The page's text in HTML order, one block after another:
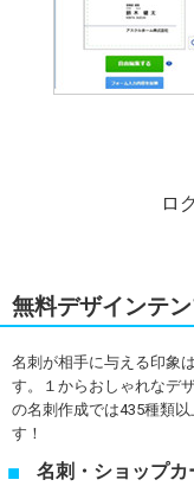
ロ
無料デザインテ
名刺が相手に与える印象
す。１からおしゃれなデ
の名刺作成では435種類
す！
名刺・ショップ